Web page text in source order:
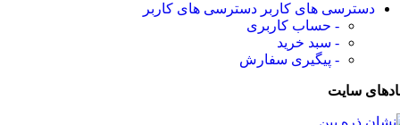
دسترسی های کاربر دسترسی های کاربر
- حساب کاربری
- سبد خرید
- پیگیری سفارش
سایت